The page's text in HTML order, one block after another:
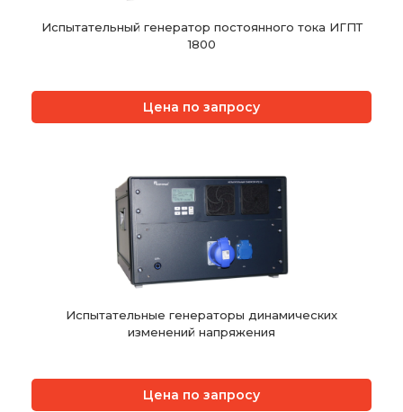
Испытательный генератор постоянного тока ИГПТ
1800
Цена по запросу
Испытательные генераторы динамических
изменений напряжения
Цена по запросу